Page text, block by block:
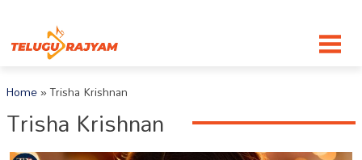
Home»Trisha Krishnan
Trisha Krishnan